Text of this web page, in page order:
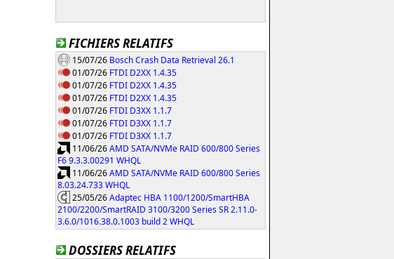
FICHIERS RELATIFS
15/07/26 Bosch Crash Data Retrieval 26.1
01/07/26 FTDI D2XX 1.4.35
01/07/26 FTDI D2XX 1.4.35
01/07/26 FTDI D2XX 1.4.35
01/07/26 FTDI D3XX 1.1.7
01/07/26 FTDI D3XX 1.1.7
01/07/26 FTDI D3XX 1.1.7
11/06/26AMD SATA/NVMe RAID 600/800 Series
F6 9.3.3.00291 WHQL
11/06/26AMD SATA/NVMe RAID 600/800 Series
8.03.24.733 WHQL
25/05/26Adaptec HBA 1100/1200/SmartHBA
2100/2200/SmartRAID 3100/3200 Series SR 2.11.0-
3.6.0/1016.38.0.1003 build 2 WHQL
DOSSIERS RELATIFS